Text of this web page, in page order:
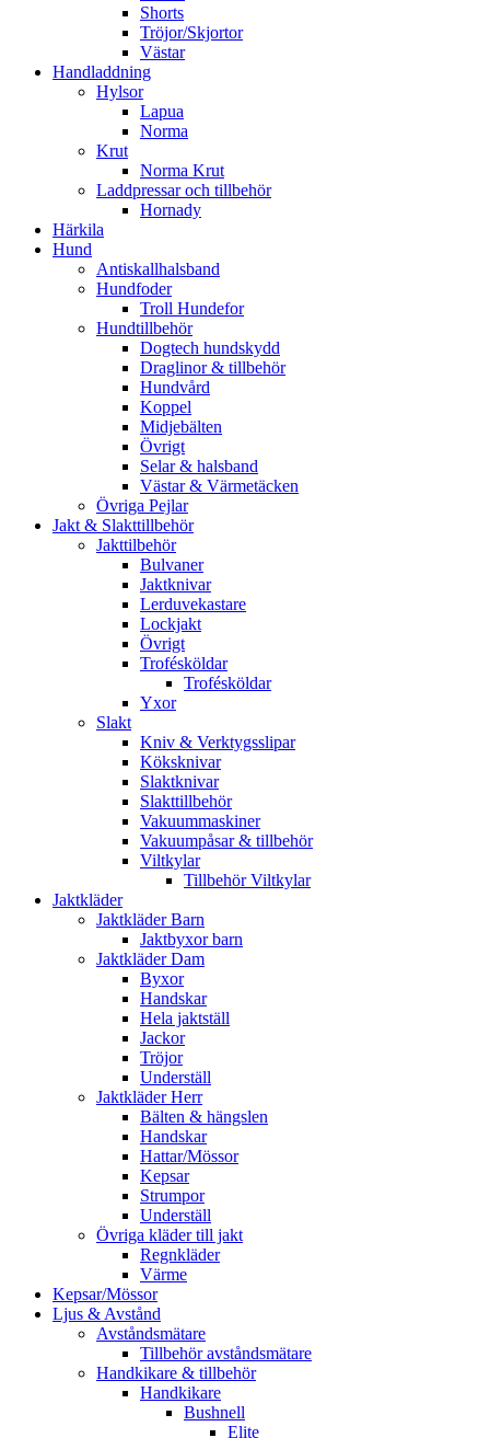
Shorts
Tröjor/Skjortor
Västar
Handladdning
Hylsor
Lapua
Norma
Krut
Norma Krut
Laddpressar och tillbehör
Hornady
Härkila
Hund
Antiskallhalsband
Hundfoder
Troll Hundefor
Hundtillbehör
Dogtech hundskydd
Draglinor & tillbehör
Hundvård
Koppel
Midjebälten
Övrigt
Selar & halsband
Västar & Värmetäcken
Övriga Pejlar
Jakt & Slakttillbehör
Jakttilbehör
Bulvaner
Jaktknivar
Lerduvekastare
Lockjakt
Övrigt
Trofésköldar
Trofésköldar
Yxor
Slakt
Kniv & Verktygsslipar
Köksknivar
Slaktknivar
Slakttillbehör
Vakuummaskiner
Vakuumpåsar & tillbehör
Viltkylar
Tillbehör Viltkylar
Jaktkläder
Jaktkläder Barn
Jaktbyxor barn
Jaktkläder Dam
Byxor
Handskar
Hela jaktställ
Jackor
Tröjor
Underställ
Jaktkläder Herr
Bälten & hängslen
Handskar
Hattar/Mössor
Kepsar
Strumpor
Underställ
Övriga kläder till jakt
Regnkläder
Värme
Kepsar/Mössor
Ljus & Avstånd
Avståndsmätare
Tillbehör avståndsmätare
Handkikare & tillbehör
Handkikare
Bushnell
Elite